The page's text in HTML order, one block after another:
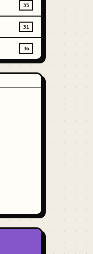
35
31
36